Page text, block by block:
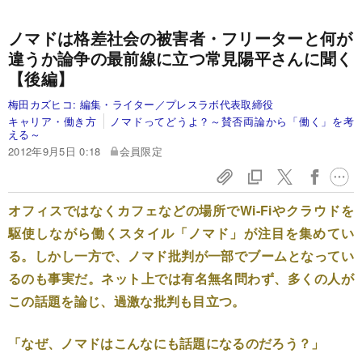
ノマドは格差社会の被害者・フリーターと何が
違うか論争の最前線に立つ常見陽平さんに聞く
【後編】
梅田カズヒコ: 編集・ライター／プレスラボ代表取締役
キャリア・働き方
ノマドってどうよ？～賛否両論から「働く」を考
える～
2012年9月5日 0:18
会員限定
オフィスではなくカフェなどの場所でWi-Fiやクラウドを
駆使しながら働くスタイル「ノマド」が注目を集めてい
る。しかし一方で、ノマド批判が一部でブームとなってい
るのも事実だ。ネット上では有名無名問わず、多くの人が
この話題を論じ、過激な批判も目立つ。
「なぜ、ノマドはこんなにも話題になるのだろう？」